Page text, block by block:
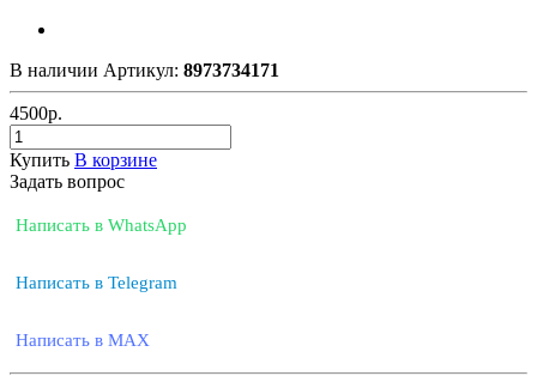
В наличии Артикул: 8973734171
4500р.
Купить В корзине
Задать вопрос
Написать в WhatsApp
Написать в Telegram
Написать в MAX